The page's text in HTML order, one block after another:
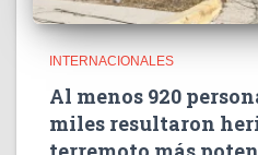
INTERNACIONALES
Al menos 920
miles resultaron